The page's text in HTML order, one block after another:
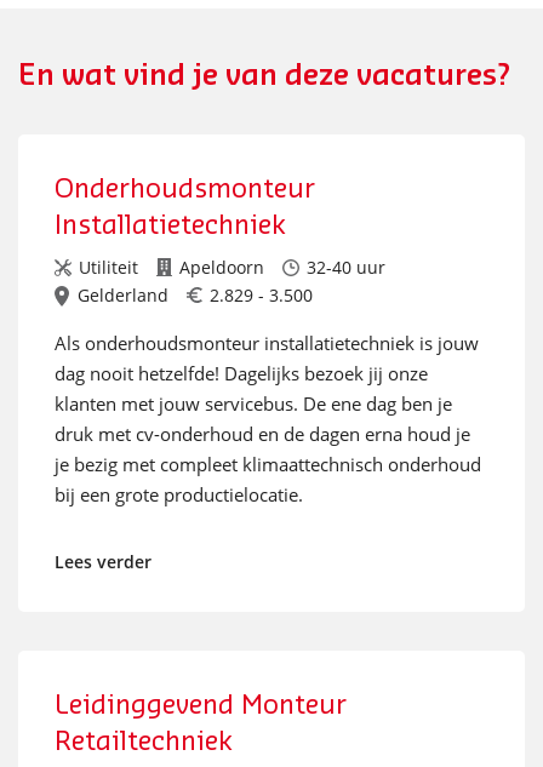
En wat vind je van deze vacatures?
Onderhoudsmonteur
Installatietechniek
Utiliteit Apeldoorn
32-40 uur
Gelderland
2.829 - 3.500
Als onderhoudsmonteur installatietechniek is jouw
dag nooit hetzelfde! Dagelijks bezoek jij onze
klanten met jouw servicebus. De ene dag ben je
druk met cv-onderhoud en de dagen erna houd je
je bezig met compleet klimaattechnisch onderhoud
bij een grote productielocatie.
Lees verder
Leidinggevend Monteur
Retailtechniek